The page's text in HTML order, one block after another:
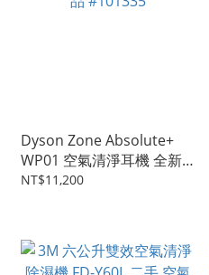
Dyson Zone Absolute+
WP01 空氣清淨耳機 全新
品 #101335
NT$11,200